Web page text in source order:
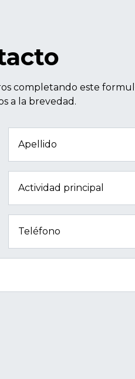
completando este
a la brevedad.
Apellido
Actividad principal
Teléfono